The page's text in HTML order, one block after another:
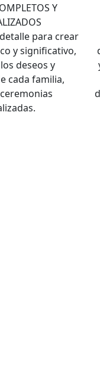
Y
para crear
y significativo,
deseos y
cada familia,